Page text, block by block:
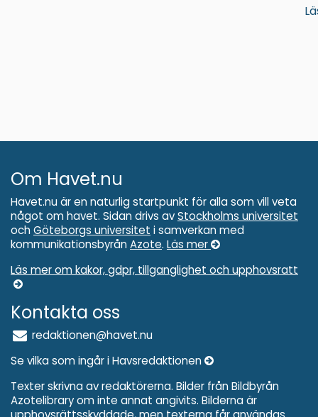
Om Havet.nu
Havet.nu är en naturlig startpunkt för alla som vill veta
något om havet. Sidan drivs avStockholms universitet
och Göteborgs universitet i samverkan med
kommunikationsbyrån Azote. Läs mer
Läs mer om kakor, gdpr, tillganglighet och upphovsratt
Kontakta oss
redaktionen@havet.nu
Se vilka som ingår i Havsredaktionen
Texter skrivna av redaktörerna. Bilder från Bildbyrån
Azotelibrary om inte annat angivits. Bilderna är